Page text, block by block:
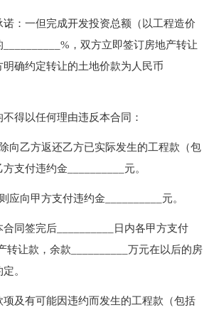
一但完成开发投资总额（以工程造价
，双方立即签订房地产转让
确约定转让的土地价款为人民币
以任何理由违反本合同：
乙方返还乙方已实际发生的工程款（包
支付违约金__________元。
向甲方支付违约金__________元。
签完后__________日内各甲方支付
转让款，余款__________万元在以后的房
。
有可能因违约而发生的工程款（包括